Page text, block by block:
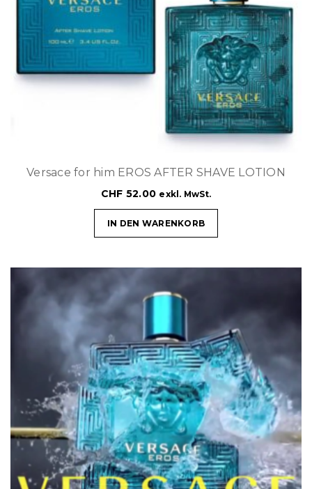
Versace for him EROS AFTER SHAVE LOTION
CHF 52.00 exkl. MwSt.
IN DEN WARENKORB